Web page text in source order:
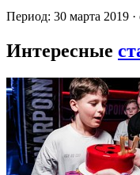
Период: 30 марта 2019 ·
Интересные